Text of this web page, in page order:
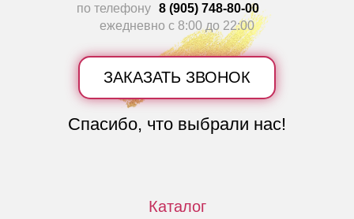
ежедневно с 8:00 до 22:00
Спасибо, что выбрали нас!
ЗАКАЗАТЬ ЗВОНОК
8 (905) 748-80-00
по телефону
Каталог